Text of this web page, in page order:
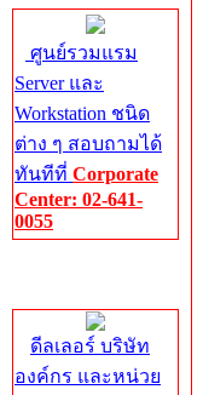
ศูนย์รวมแรม
Server และ
Workstation ชนิด
ต่าง ๆ สอบถามได้
ทันทีที่ Corporate
Center: 02-641-
0055
ดีลเลอร์ บริษัท
องค์กร และหน่วย